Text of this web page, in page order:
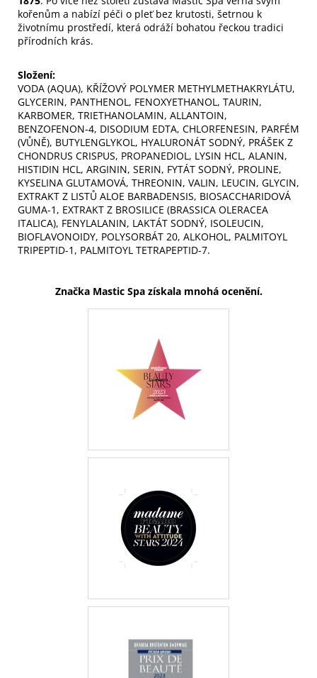
kořenům a nabízí péči o pleť bez krutosti, šetrnou k
životnímu prostředí, která odráží bohatou řeckou tradici
přírodních krás.
Složení:
VODA (AQUA), KŘÍŽOVÝ POLYMER METHYLMETHAKRYLÁTU,
GLYCERIN, PANTHENOL, FENOXYETHANOL, TAURIN,
KARBOMER, TRIETHANOLAMIN, ALLANTOIN,
BENZOFENON-4, DISODIUM EDTA, CHLORFENESIN, PARFÉM
(VŮNĚ), BUTYLENGLYKOL, HYALURONÁT SODNÝ, PRÁŠEK Z
CHONDRUS CRISPUS, PROPANEDIOL, LYSIN HCL, ALANIN,
HISTIDIN HCL, ARGININ, SERIN, FYTÁT SODNÝ, PROLINE,
KYSELINA GLUTAMOVÁ, THREONIN, VALIN, LEUCIN, GLYCIN,
EXTRAKT Z LISTŮ ALOE BARBADENSIS, BIOSACCHARIDOVÁ
GUMA-1, EXTRAKT Z BROSILICE (BRASSICA OLERACEA
ITALICA), FENYLALANIN, LAKTÁT SODNÝ, ISOLEUCIN,
BIOFLAVONOIDY, POLYSORBÁT 20, ALKOHOL, PALMITOYL
TRIPEPTID-1, PALMITOYL TETRAPEPTID-7.
Značka Mastic Spa získala mnohá ocenění.